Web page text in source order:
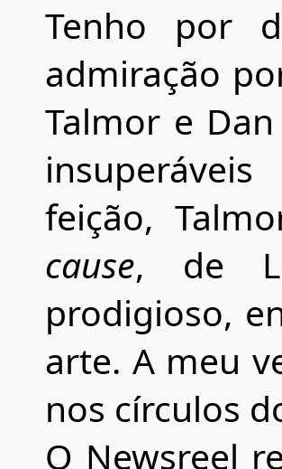
Tenho por
admiração
Talmor e
feição,
cause, de
prodigioso,
arte. A meu
nos círculos
O Newsreel